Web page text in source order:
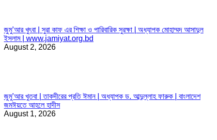
জুমু’আর খুৎবা | সুরা কাফ এর শিক্ষা ও পারিবারিক সুরক্ষা | অধ্যাপক মোহাম্মদ আসাদুল
ইসলাম | www.jamiyat.org.bd
August 2, 2026
জুমু’আর খুতবা | তাকদীরের প্রতি ঈমান | অধ্যাপক ড. আব্দুল্লাহ ফারুক | বাংলাদেশ
জমঈয়তে আহলে হাদীস
August 1, 2026